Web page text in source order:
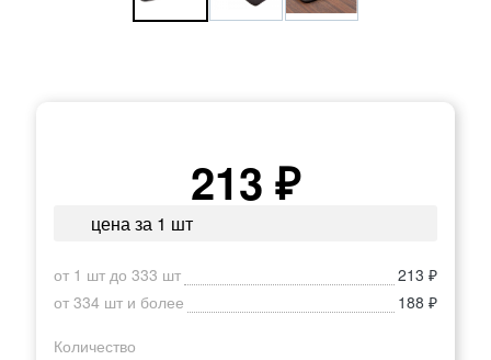
213 ₽
цена за 1 шт
от 1 шт до 333 шт
213 ₽
от 334 шт и более
188 ₽
Количество